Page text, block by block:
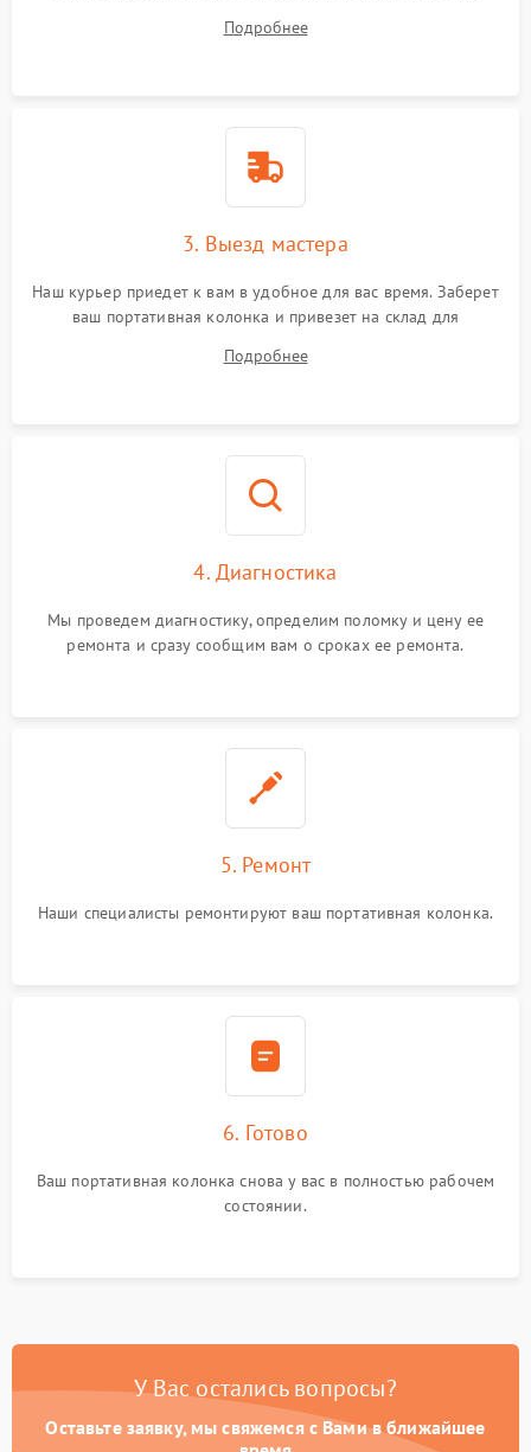
Подробнее
3. Выезд мастера
Наш курьер приедет к вам в удобное для вас время. Заберет
ваш портативная колонка и привезет на склад для
Подробнее
4. Диагностика
Мы проведем диагностику, определим поломку и цену ее
ремонта и сразу сообщим вам о сроках ее ремонта.
5. Ремонт
Наши специалисты ремонтируют ваш портативная колонка.
6. Готово
Ваш портативная колонка снова у вас в полностью рабочем
состоянии.
У Вас остались вопросы?
Оставьте заявку, мы свяжемся с Вами в ближайшее